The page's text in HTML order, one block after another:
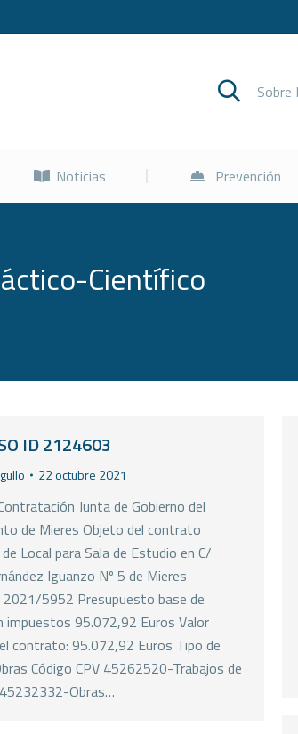
Sobre
Noticias Prevención
Científico
ID 2124603
22 octubre 2021
Junta de Gobierno del
de Mieres Objeto del contrato
Local para Sala de Estudio en C/
Iguanzo Nº 5 de Mieres
2021/5952 Presupuesto base de
impuestos 95.072,92 Euros Valor
contrato: 95.072,92 Euros Tipo de
Código CPV 45262520-Trabajos de
Obras…
Servicios Noticias